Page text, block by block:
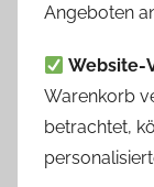
Angeboten
Website-
Warenkorb
betrachtet,